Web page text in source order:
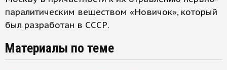
паралитическим веществом «Новичок», который
был разработан в СССР.
Материалы по теме